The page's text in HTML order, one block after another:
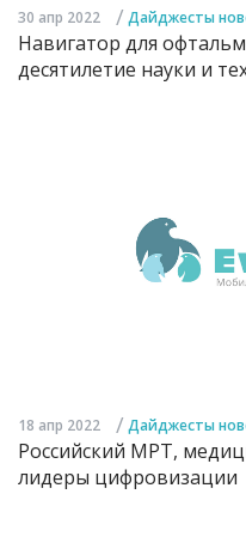
30 апр 2022 / Дайджесты
Навигатор для
десятилетие науки и
18 апр 2022 / Дайджесты
Российский МРТ,
лидеры цифровизации